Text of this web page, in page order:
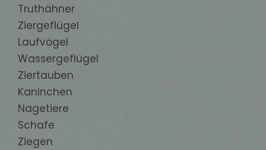
Truthähner
Ziergeflügel
Laufvögel
Wassergeflügel
Ziertauben
Kaninchen
Nagetiere
Schafe
Ziegen